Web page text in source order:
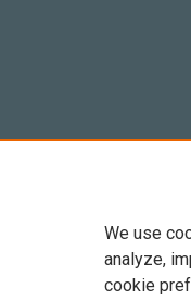
We use
analyze,
cookie